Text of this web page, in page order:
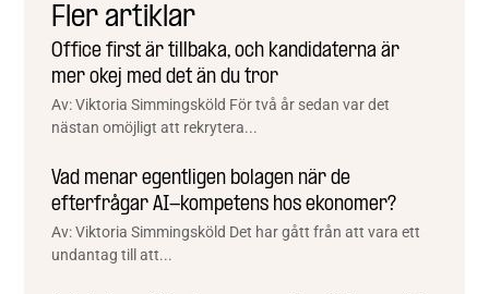
Fler artiklar
Office first är tillbaka, och kandidaterna är
mer okej med det än du tror
Av: Viktoria Simmingsköld För två år sedan var det
nästan omöjligt att rekrytera...
Vad menar egentligen bolagen när de
efterfrågar AI-kompetens hos ekonomer?
Av: Viktoria Simmingsköld Det har gått från att vara ett
undantag till att...